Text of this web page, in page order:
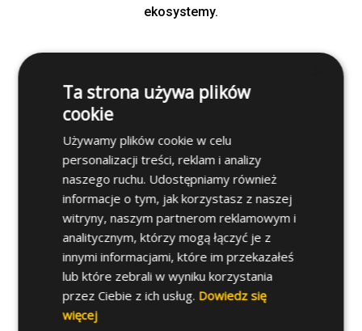
ekosystemy.
Certyfikat REACH
Działamy zgodnie z europejskim rozporządzeniem
REACH (Rejestracja, Ocena, Autoryzacja i
Ograniczenie Chemikaliów). Zapewnia to właściwe
zarządzanie substancjami chemicznymi w naszych
produktach i procesach, chroniąc zdrowie ludzi oraz
środowisko zgodnie ze standardami Unii Europejskiej.
Ta strona używa plików
cookie
Używamy plików cookie w celu
personalizacji treści, reklam i analizy
naszego ruchu. Udostępniamy również
informacje o tym, jak korzystasz z naszej
witryny, naszym partnerom reklamowym i
analitycznym, którzy mogą łączyć je z
innymi informacjami, które im przekazałeś
lub które zebrali w wyniku korzystania
przez Ciebie z ich usług. Dowiedz się
więcej